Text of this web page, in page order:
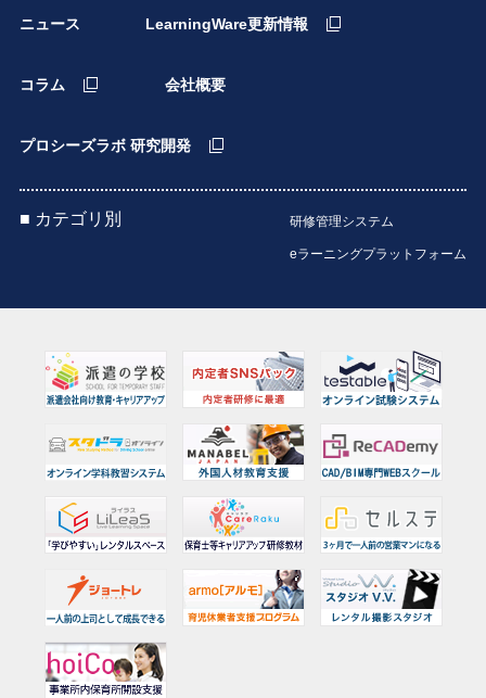
ニュース LearningWare更新情報
コラム 会社概要
プロシーズラボ 研究開発
■ カテゴリ別 研修管理システム
eラーニングプラットフォーム